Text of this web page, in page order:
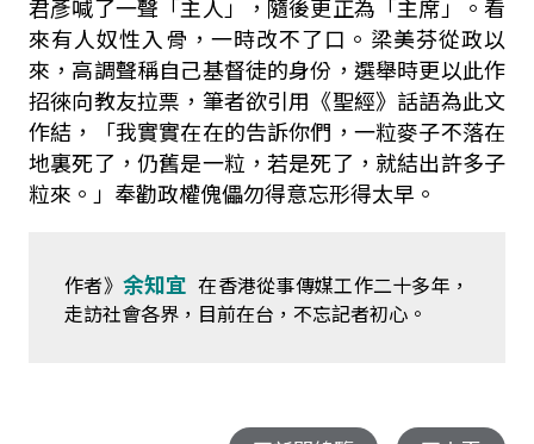
君彥喊了一聲「主人」，隨後更正為「主席」。看
來有人奴性入骨，一時改不了口。梁美芬從政以
來，高調聲稱自己基督徒的身份，選舉時更以此作
招徠向教友拉票，筆者欲引用《聖經》話語為此文
作結，「我實實在在的告訴你們，一粒麥子不落在
地裏死了，仍舊是一粒，若是死了，就結出許多子
粒來。」奉勸政權傀儡勿得意忘形得太早。
作者》 余知宜 在香港從事傳媒工作二十多年，
走訪社會各界，目前在台，不忘記者初心。